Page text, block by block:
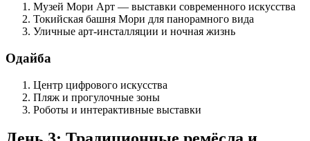
Музей Мори Арт — выставки современного искусства
Токийская башня Мори для панорамного вида
Уличные арт-инсталляции и ночная жизнь
Одайба
Центр цифрового искусства
Пляж и прогулочные зоны
Роботы и интерактивные выставки